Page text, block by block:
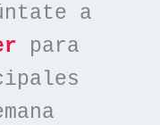
a
para